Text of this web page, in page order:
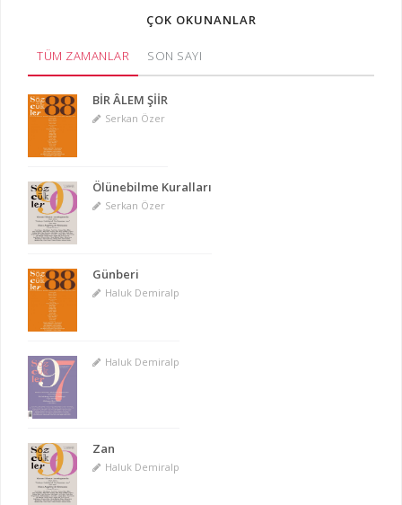
ÇOK OKUNANLAR
TÜM ZAMANLAR SON SAYI
BİR ÂLEM ŞİİR
Serkan Özer
Ölünebilme Kuralları
Serkan Özer
Günberi
Haluk Demiralp
Haluk Demiralp
Zan
Haluk Demiralp